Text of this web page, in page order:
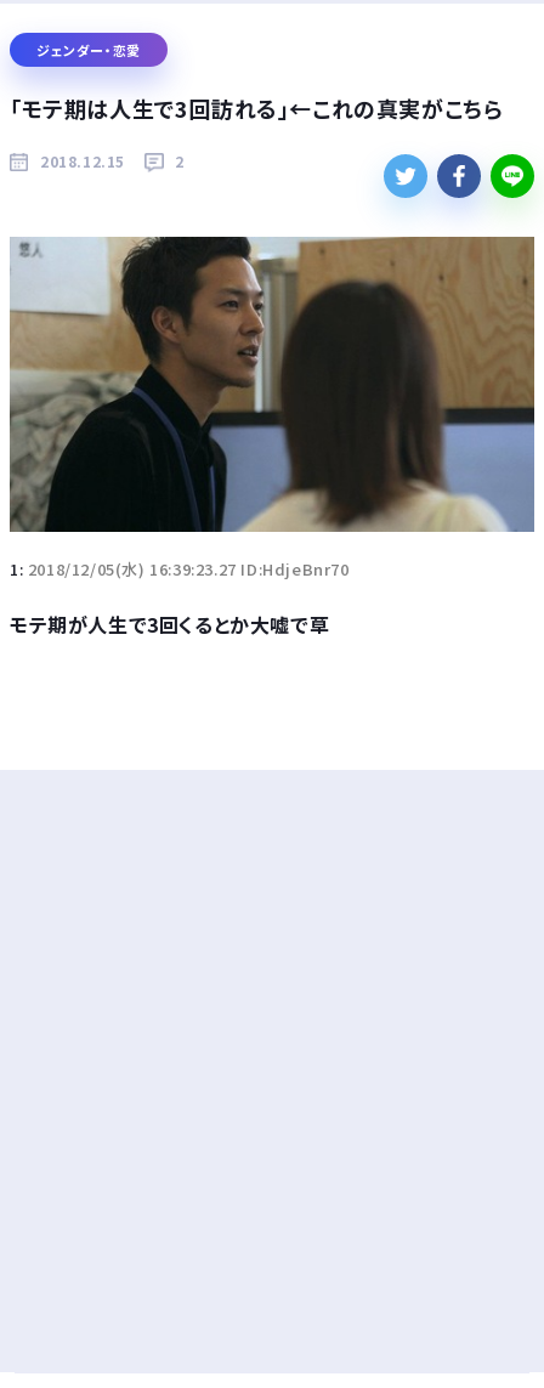
ジェンダー・恋愛
「モテ期は人生で3回訪れる」←これの真実がこちら
2018.12.15 2
1: 2018/12/05(水) 16:39:23.27 ID:HdjeBnr70
モテ期が人生で3回くるとか大嘘で草